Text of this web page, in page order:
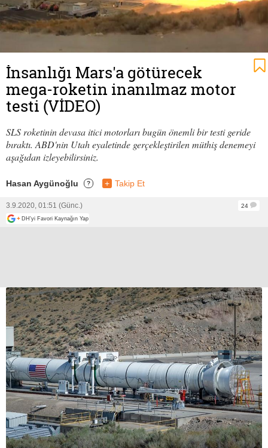
İnsanlığı Mars'a götürecek
mega-roketin inanılmaz motor
testi (VİDEO)
SLS roketinin devasa itici motorları bugün önemli bir testi geride
bıraktı. ABD'nin Utah eyaletinde gerçekleştirilen müthiş denemeyi
aşağıdan izleyebilirsiniz.
Hasan Aygünoğlu ? + Takip Et
3.9.2020, 01:51 (Günc.)
24
+ DH'yi Favori Kaynağın Yap